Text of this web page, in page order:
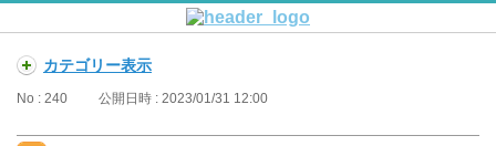
カテゴリー表示
No : 240 公開日時 : 2023/01/31 12:00